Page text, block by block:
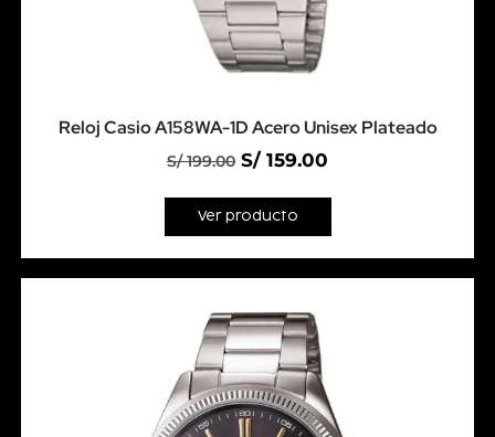
Reloj Casio A158WA-1D Acero Unisex Plateado
S/199.00 S/ 159.00
Ver producto